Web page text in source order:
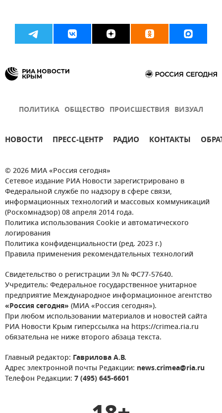
ПОЛИТИКА ОБЩЕСТВО ПРОИСШЕСТВИЯ ВИЗУАЛ
НОВОСТИ ПРЕСС-ЦЕНТР РАДИО КОНТАКТЫ
© 2026 МИА «Россия сегодня»
Сетевое издание РИА Новости зарегистрировано в
Федеральной службе по надзору в сфере связи,
информационных технологий и массовых коммуникаций
(Роскомнадзор) 08 апреля 2014 года.
Политика использования Cookie и автоматического
логирования
Политика конфиденциальности (ред. 2023 г.)
Правила применения рекомендательных технологий
Свидетельство о регистрации Эл № ФС77-57640.
Учредитель: Федеральное государственное унитарное
предприятие Международное информационное агентство
«Россия сегодня» (МИА «Россия сегодня»).
При любом использовании материалов и новостей сайта
РИА Новости Крым гиперссылка на https://crimea.ria.ru
обязательна не ниже второго абзаца текста.
Главный редактор: Гаврилова А.В.
Адрес электронной почты Редакции: news.crimea@ria.ru
Телефон Редакции: 7 (495) 645-6601